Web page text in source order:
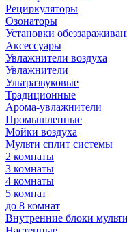
Рециркуляторы
Озонаторы
Установки
Аксессуары
Увлажнители воздуха
Увлажнители
Ультразвуковые
Традиционные
Арома-увлажнители
Промышленные
Мойки воздуха
Мульти сплит системы
2 комнаты
3 комнаты
4 комнаты
5 комнат
до 8 комнат
Внутренние блоки